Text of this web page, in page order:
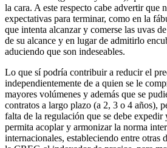
la cara. A este respecto cabe advertir que
expectativas para terminar, como en la
que intenta alcanzar y comerse las uvas
de su alcance y en lugar de admitirlo
aduciendo que son indeseables.
Lo que sí podría contribuir a reducir el
independientemente de a quien se le
mayores volúmenes y además que se
contratos a largo plazo (a 2, 3 o 4 años),
falta de la regulación que se debe expedir
permita acoplar y armonizar la norma
internacionales, estableciendo entre otras